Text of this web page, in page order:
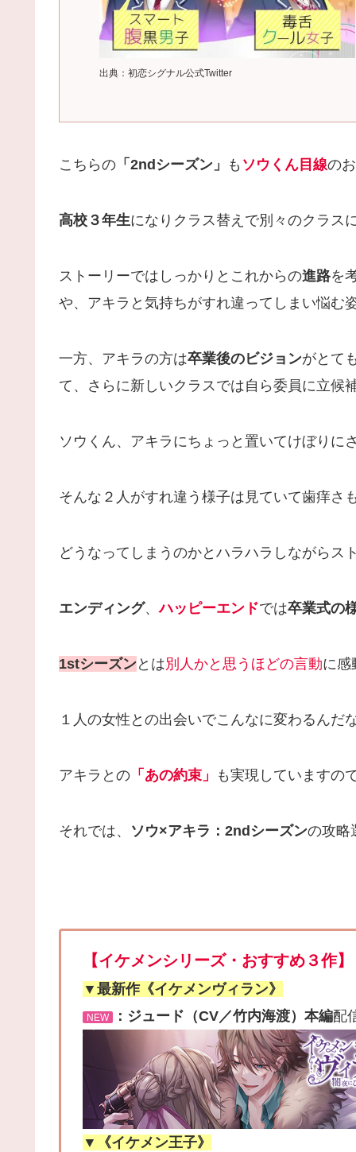
出典：初恋シグナル公式Twitter
こちらの 「2ndシーズン」 も ソウくん目線の
高校３年生になりクラス替えで別々のクラス
ストーリーではしっかりとこれからの進路を
や、アキラと気持ちがすれ違ってしまい悩む
一方、アキラの方は卒業後のビジョンがとて
て、さらに新しいクラスでは自ら委員に立候
ソウくん、アキラにちょっと置いてけぼり
そんな２人がすれ違う様子は見ていて歯痒さ
どうなってしまうのかとハラハラしながらス
エンディング、ハッピーエンドでは卒業式の
1stシーズンとは別人かと思うほどの言動に感
１人の女性との出会いでこんなに変わるんだ
アキラとの 「あの約束」 も実現していますの
それでは、 ソウ×アキラ：2ndシーズンの攻略
【イケメンシリーズ・おすすめ３作】
▼最新作《イケメンヴィラン》
NEW ：ジュード（CV／竹内海渡）本編配
▼《イケメン王子》